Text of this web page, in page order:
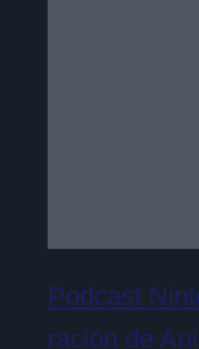
Podcast
ración de